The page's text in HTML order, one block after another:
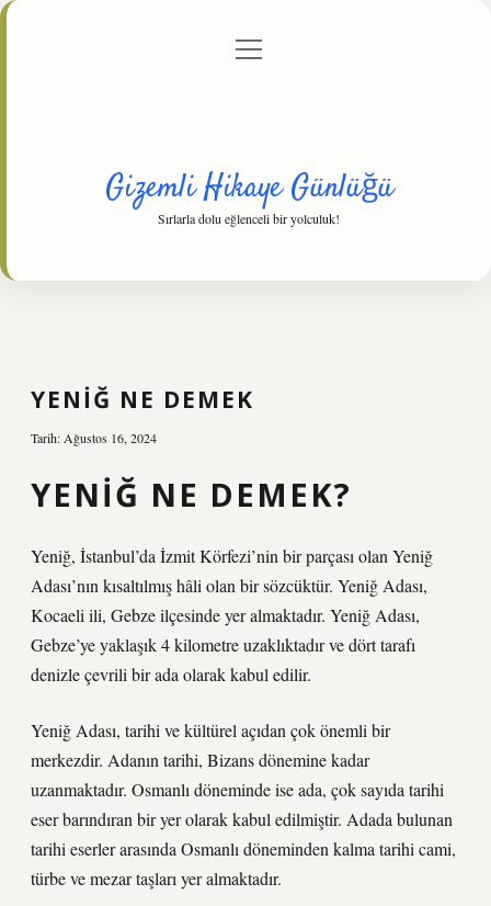
Gizlilik Politikası
menüyü
Gizemli Hikaye Günlüğü
Sırlarla dolu eğlenceli bir yolculuk!
YENIĞ NE DEMEK
Tarih: Ağustos 16, 2024
YENIĞ NE DEMEK?
Yeniğ, İstanbul’da İzmit Körfezi’nin bir parçası olan Yeniğ
Adası’nın kısaltılmış hâli olan bir sözcüktür. Yeniğ Adası,
Kocaeli ili, Gebze ilçesinde yer almaktadır. Yeniğ Adası,
Gebze’ye yaklaşık 4 kilometre uzaklıktadır ve dört tarafı
denizle çevrili bir ada olarak kabul edilir.
Yeniğ Adası, tarihi ve kültürel açıdan çok önemli bir
merkezdir. Adanın tarihi, Bizans dönemine kadar
uzanmaktadır. Osmanlı döneminde ise ada, çok sayıda tarihi
eser barındıran bir yer olarak kabul edilmiştir. Adada bulunan
tarihi eserler arasında Osmanlı döneminden kalma tarihi cami,
türbe ve mezar taşları yer almaktadır.